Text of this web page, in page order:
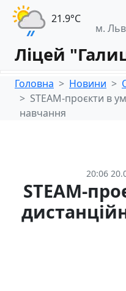
21.9°С
м.
Ліцей
Головна Новини
STEAM-проєкти в
навчання
20:06
STEAM-